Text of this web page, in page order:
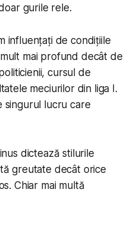
gurile rele.
influențați de condițiile
mai profund decât de
cursul de
meciurilor din liga I.
singurul lucru care
dictează stilurile
greutate decât orice
Chiar mai multă